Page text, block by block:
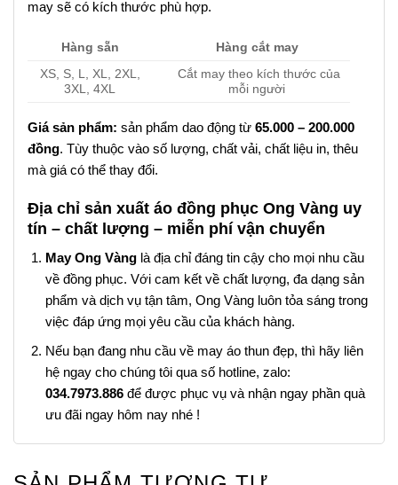
may sẽ có kích thước phù hợp.
Hàng sẵn
Hàng cắt may
XS, S, L, XL, 2XL,
3XL, 4XL
Cắt may theo kích thước của
mỗi người
Giá sản phẩm: sản phẩm dao động từ 65.000 – 200.000
đồng. Tùy thuộc vào số lượng, chất vải, chất liệu in, thêu
mà giá có thể thay đổi.
Địa chỉ sản xuất áo đồng phục Ong Vàng uy
tín – chất lượng – miễn phí vận chuyển
May Ong Vànglà địa chỉ đáng tin cậy cho mọi nhu cầu
về đồng phục. Với cam kết về chất lượng, đa dạng sản
phẩm và dịch vụ tận tâm, Ong Vàng luôn tỏa sáng trong
việc đáp ứng mọi yêu cầu của khách hàng.
Nếu bạn đang nhu cầu về may áo thun đẹp, thì hãy liên
hệ ngay cho chúng tôi qua số hotline, zalo:
034.7973.886để được phục vụ và nhận ngay phần quà
ưu đãi ngay hôm nay nhé !